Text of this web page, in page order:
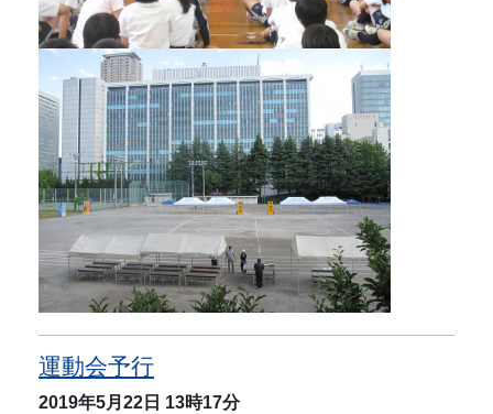
運動会予行
2019年5月22日 13時17分